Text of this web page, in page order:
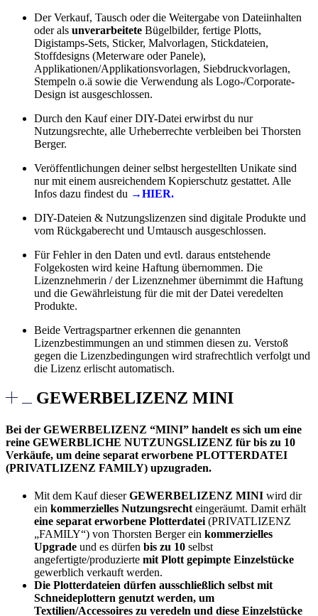
Der Verkauf, Tausch oder die Weitergabe von Dateiinhalten
oder als unverarbeitete Bügelbilder, fertige Plotts,
Digistamps-Sets, Sticker, Malvorlagen, Stickdateien,
Stoffdesigns (Meterware oder Panele),
Applikationen/Applikationsvorlagen, Siebdruckvorlagen,
Stempeln o.ä sowie die Verwendung als Logo-/Corporate-
Design ist ausgeschlossen.
Durch den Kauf einer DIY-Datei erwirbst du nur
Nutzungsrechte, alle Urheberrechte verbleiben bei Thorsten
Berger.
Veröffentlichungen deiner selbst hergestellten Unikate sind
nur mit einem ausreichendem Kopierschutz gestattet. Alle
Infos dazu findest du →HIER.
DIY-Dateien & Nutzungslizenzen sind digitale Produkte und
vom Rückgaberecht und Umtausch ausgeschlossen.
Für Fehler in den Daten und evtl. daraus entstehende
Folgekosten wird keine Haftung übernommen. Die
Lizenznehmerin / der Lizenznehmer übernimmt die Haftung
und die Gewährleistung für die mit der Datei veredelten
Produkte.
Beide Vertragspartner erkennen die genannten
Lizenzbestimmungen an und stimmen diesen zu. Verstoß
gegen die Lizenzbedingungen wird strafrechtlich verfolgt und
die Lizenz erlischt automatisch.
GEWERBELIZENZ MINI
Bei der GEWERBELIZENZ “MINI” handelt es sich um eine
reine GEWERBLICHE NUTZUNGSLIZENZ für bis zu 10
Verkäufe, um deine separat erworbene PLOTTERDATEI
(PRIVATLIZENZ FAMILY) upzugraden.
Mit dem Kauf dieserGEWERBELIZENZ MINI wird dir
ein kommerzielles Nutzungsrecht eingeräumt. Damit erhält
eine separat erworbene Plotterdatei (PRIVATLIZENZ
„FAMILY“) von Thorsten Berger ein kommerzielles
Upgrade und es dürfen bis zu 10 selbst
angefertigte/produzierte mit Plott gepimpte Einzelstücke
gewerblich verkauft werden.
Die Plotterdateien dürfen ausschließlich selbst mit
Schneideplottern genutzt werden, um
Textilien/Accessoires zu veredeln und diese Einzelstücke